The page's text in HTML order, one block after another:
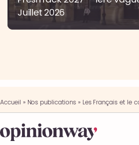
Juillet 2026
Accueil » Nos publications» Les Français et le